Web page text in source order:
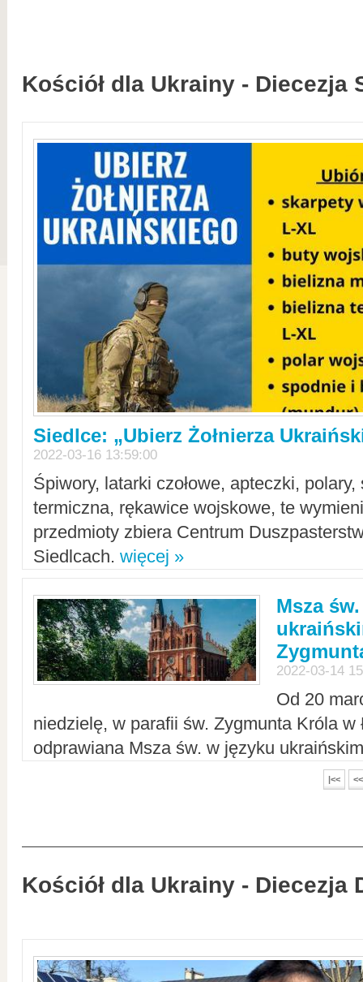
Kościół dla Ukrainy - Diecezja
Siedlce: „Ubierz Żołnierza
2022-03-16 13:59:00
Śpiwory, latarki czołowe, apteczki,
termiczna, rękawice wojskowe, te
przedmioty zbiera Centrum
Siedlcach. więcej »
Msza
2022-03-14
Od 20
niedzielę, w parafii św. Zygmunta Króla w
odprawiana Msza św. w języku
|<< <<
Kościół dla Ukrainy - Diecezja